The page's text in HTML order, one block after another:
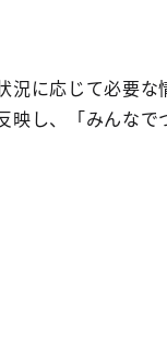
況に応じて必要な
映し、「みんなで